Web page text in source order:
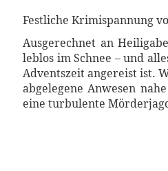
Festliche Krimispannung
Ausgerechnet an
leblos im Schnee – und
Adventszeit angereist ist.
abgelegene Anwesen
eine turbulente